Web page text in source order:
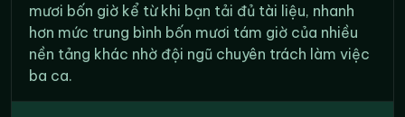
mươi bốn giờ kể từ khi bạn tải đủ tài liệu, nhanh
hơn mức trung bình bốn mươi tám giờ của nhiều
nền tảng khác nhờ đội ngũ chuyên trách làm việc
ba ca.